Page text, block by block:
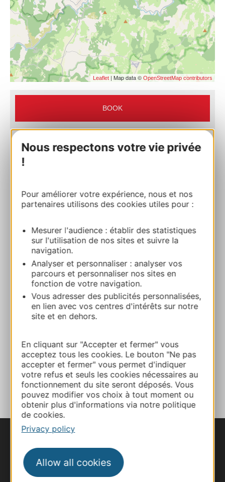
Nous respectons votre vie privée
!
Pour améliorer votre expérience, nous et nos
partenaires utilisons des cookies utiles pour :
Mesurer l'audience : établir des statistiques
sur l'utilisation de nos sites et suivre la
navigation.
Analyser et personnaliser : analyser vos
parcours et personnaliser nos sites en
fonction de votre navigation.
Vous adresser des publicités personnalisées,
en lien avec vos centres d'intérêts sur notre
site et en dehors.
En cliquant sur "Accepter et fermer" vous
acceptez tous les cookies. Le bouton "Ne pas
accepter et fermer" vous permet d'indiquer
votre refus et seuls les cookies nécessaires au
fonctionnement du site seront déposés. Vous
pouvez modifier vos choix à tout moment ou
obtenir plus d'informations via notre politique
de cookies.
Privacy policy
Allow all cookies
Leaflet | Map data © OpenStreetMap contributors
BOOK
LOCANOE
+33 6 50 60 37 98
E-mail
Website
Facebook
ADD TO FAVORITES